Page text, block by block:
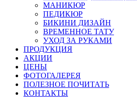
МАНИКЮР
ПЕДИКЮР
БИКИНИ ДИЗАЙН
ВРЕМЕННОЕ ТАТУ
УХОД ЗА РУКАМИ
ПРОДУКЦИЯ
АКЦИИ
ЦЕНЫ
ФОТОГАЛЕРЕЯ
ПОЛЕЗНОЕ ПОЧИТАТЬ
КОНТАКТЫ